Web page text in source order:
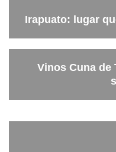
Irapuato: lugar
Vinos Cuna de